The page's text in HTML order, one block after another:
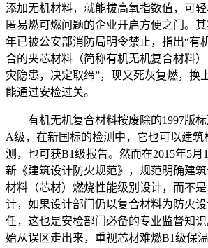
添加无机材料，就能拔高氧指数值，可
匿易燃可燃问题的企业开启方便之门。
年已被公安部消防局明令禁止，指出“有
合的夹芯材料（简称有机无机复合材料
灾隐患，决定取缔”，现又死灰复燃，换
能通过安检过关。
有机无机复合材料按废除的1997版
A级，在新国标的检测中，它也可以建筑
测，也可获B1级报告。然而在2015年5月
新《建筑设计防火规范》，规范明确建
材料（芯材）燃烧性能级别设计，而不
计，如果设计部门仍以复合材料为防火
任，这也是安检部门必备的专业监督知
始从误区走出来，重视芯材难燃B1级保